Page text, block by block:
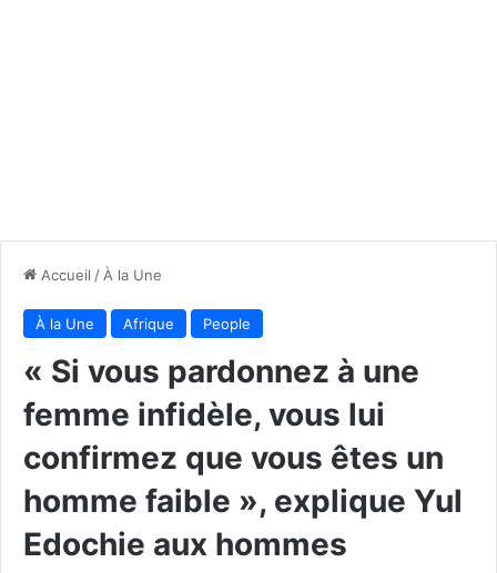
Accueil / À la Une
À la Une Afrique People
« Si vous pardonnez à une
femme infidèle, vous lui
confirmez que vous êtes un
homme faible », explique Yul
Edochie aux hommes